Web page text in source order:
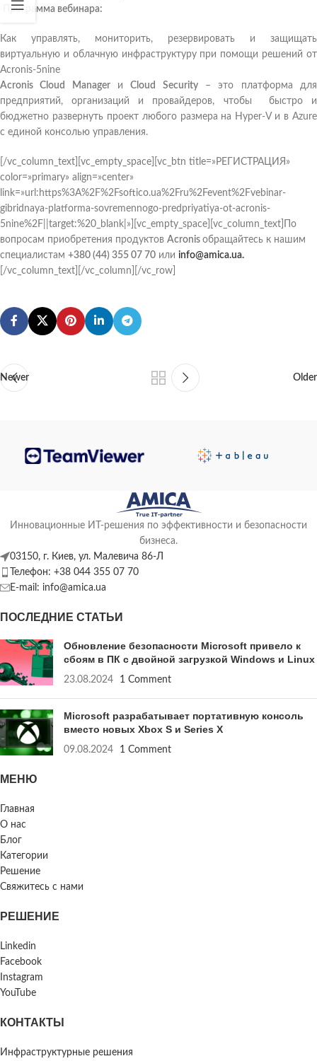
Программа вебинара:
Как управлять, мониторить, резервировать и защищать
виртуальную и облачную инфраструктуру при помощи решений от
Acronis-5nine
Acronis Cloud ManagerиCloud Security– это платформа для
предприятий, организаций и провайдеров, чтобы быстро и
бюджетно развернуть проект любого размера на Hyper-V и в Azure
с единой консолью управления.
[/vc_column_text][vc_empty_space][vc_btn title=»РЕГИСТРАЦИЯ»
color=»primary» align=»center»
link=»url:https%3A%2F%2Fsoftico.ua%2Fru%2Fevent%2Fvebinar-
gibridnaya-platforma-sovremennogo-predpriyatiya-ot-acronis-
5nine%2F||target:%20_blank|»][vc_empty_space][vc_column_text]По
вопросам приобретения продуктов Acronis обращайтесь к нашим
специалистам +380 (44) 355 07 70 или info@amica.ua.
[/vc_column_text][/vc_column][/vc_row]
Newer Older
Инновационные ИТ-решения по эффективности и безопасности
бизнеса.
03150, г. Киев, ул. Малевича 86-Л
Телефон: +38 044 355 07 70
E-mail: info@amica.ua
ПОСЛЕДНИЕ СТАТЬИ
Обновление безопасности Microsoft привело к
сбоям в ПК с двойной загрузкой Windows и Linux
23.08.2024 1 Comment
Microsoft разрабатывает портативную консоль
вместо новых Xbox S и Series X
09.08.2024 1 Comment
МЕНЮ
Главная
О нас
Блог
Категории
Решение
Свяжитесь с нами
РЕШЕНИЕ
Linkedin
Facebook
Instagram
YouTube
КОНТАКТЫ
Инфраструктурные решения